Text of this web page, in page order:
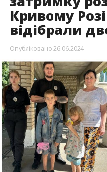
Кривому
відібрали
Опубліковано 26.06.2024